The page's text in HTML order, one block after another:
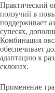
Практический
ползучий в
поддерживает
супесях,
Комбинация
обеспечивает
адаптацию к
склонах.
Применение